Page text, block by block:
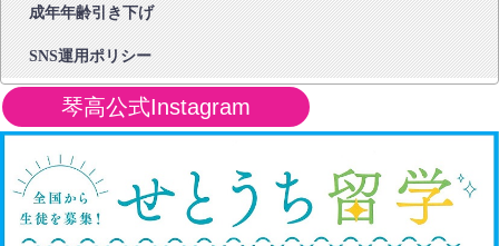
成年年齢引き下げ
SNS運用ポリシー
琴高公式Instagram